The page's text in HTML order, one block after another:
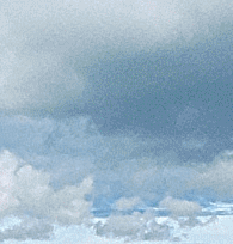
Exporter les lignes
Exporter toutes les
Exporter
Menu
Ajoutez un logo, un